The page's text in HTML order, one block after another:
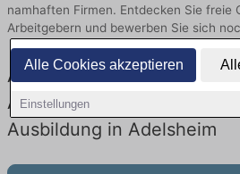
Alle Cookies akzeptieren
Einstellungen
namhaften Firmen. Entdecken Sie freie
Arbeitgebern und bewerben Sie sich
Ausbildung in Adelsheim
Aktuell gibt es keine
Ausbildung in Adelsheim